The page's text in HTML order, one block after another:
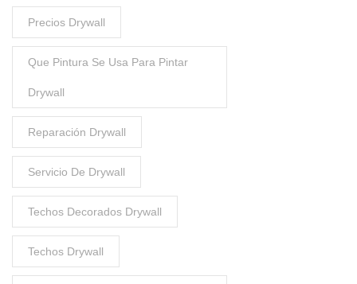
Precios Drywall
Que Pintura Se Usa Para Pintar
Drywall
Reparación Drywall
Servicio De Drywall
Techos Decorados Drywall
Techos Drywall